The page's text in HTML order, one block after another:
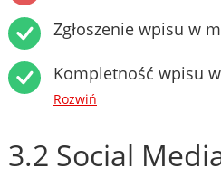
Zgłoszenie wpisu w
Kompletność wpisu
Rozwiń
3.2 Social